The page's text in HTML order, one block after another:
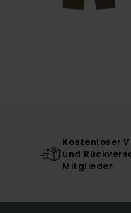
Kostenloser
und
Mitglieder